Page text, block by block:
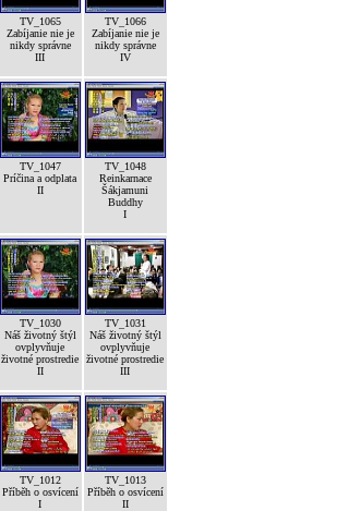
TV_1065
Zabíjanie nie je
nikdy správne
III
TV_1066
Zabíjanie nie je
nikdy správne
IV
TV_1047
Príčina a odplata
II
TV_1048
Reinkarnace
Šákjamuni
Buddhy
I
TV_1030
Náš životný štýl
ovplyvňuje
životné prostredie
II
TV_1031
Náš životný štýl
ovplyvňuje
životné prostredie
III
TV_1012
Příběh o osvícení
I
TV_1013
Příběh o osvícení
II